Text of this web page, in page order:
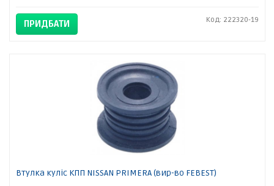
ПРИДБАТИ Код: 222320-19
Втулка куліс КПП NISSAN PRIMERA (вир-во FEBEST)